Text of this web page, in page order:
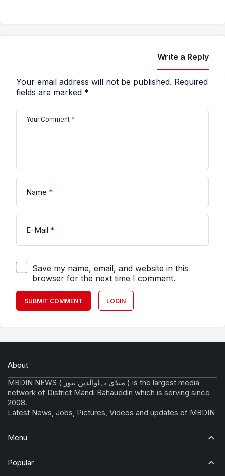
Write a Reply
Your email address will not be published. Required
fields are marked *
Your Comment *
Name *
E-Mail *
Save my name, email, and website in this
browser for the next time I comment.
SUBMIT COMMENT LOGIN
About
MBDIN NEWS ( منڈی بہاؤالدین نیوز ) is the largest media
network of District Mandi Bahauddin which is serving since
2008.
Latest News, Jobs, Pictures, Videos and updates of MBDIN
Menu
Popular